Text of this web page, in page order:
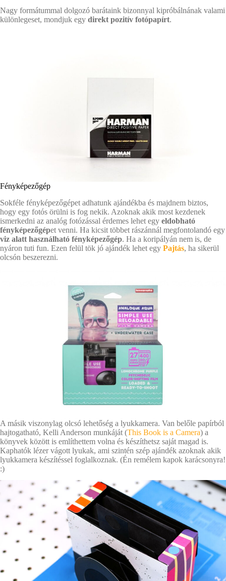
Nagy formátummal dolgozó barátaink bizonnyal kipróbálnának valami
különlegeset, mondjuk egy direkt pozitív fotópapírt.
Fényképezőgép
Sokféle fényképezőgépet adhatunk ajándékba és majdnem biztos,
hogy egy fotós örülni is fog nekik. Azoknak akik most kezdenek
ismerkedni az analóg fotózással érdemes lehet egy eldobható
fényképezőgépet venni. Ha kicsit többet rászánnál megfontolandó egy
viz alatt használható fényképezőgép. Ha a koripályán nem is, de
nyáron tuti fun. Ezen felül tök jó ajándék lehet egy Pajtás, ha sikerül
olcsón beszerezni.
A másik viszonylag olcsó lehetőség a lyukkamera. Van belőle papírból
hajtogatható, Kelli Anderson munkáját (This Book is a Camera) a
könyvek között is említhettem volna és készíthetsz saját magad is.
Kaphatók lézer vágott lyukak, ami szintén szép ajándék azoknak akik
lyukkamera készítéssel foglalkoznak. (Én remélem kapok karácsonyra!
:)